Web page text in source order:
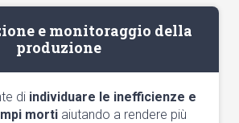
e monitoraggio della
produzione
di individuare le inefficienze e
morti aiutando a rendere più